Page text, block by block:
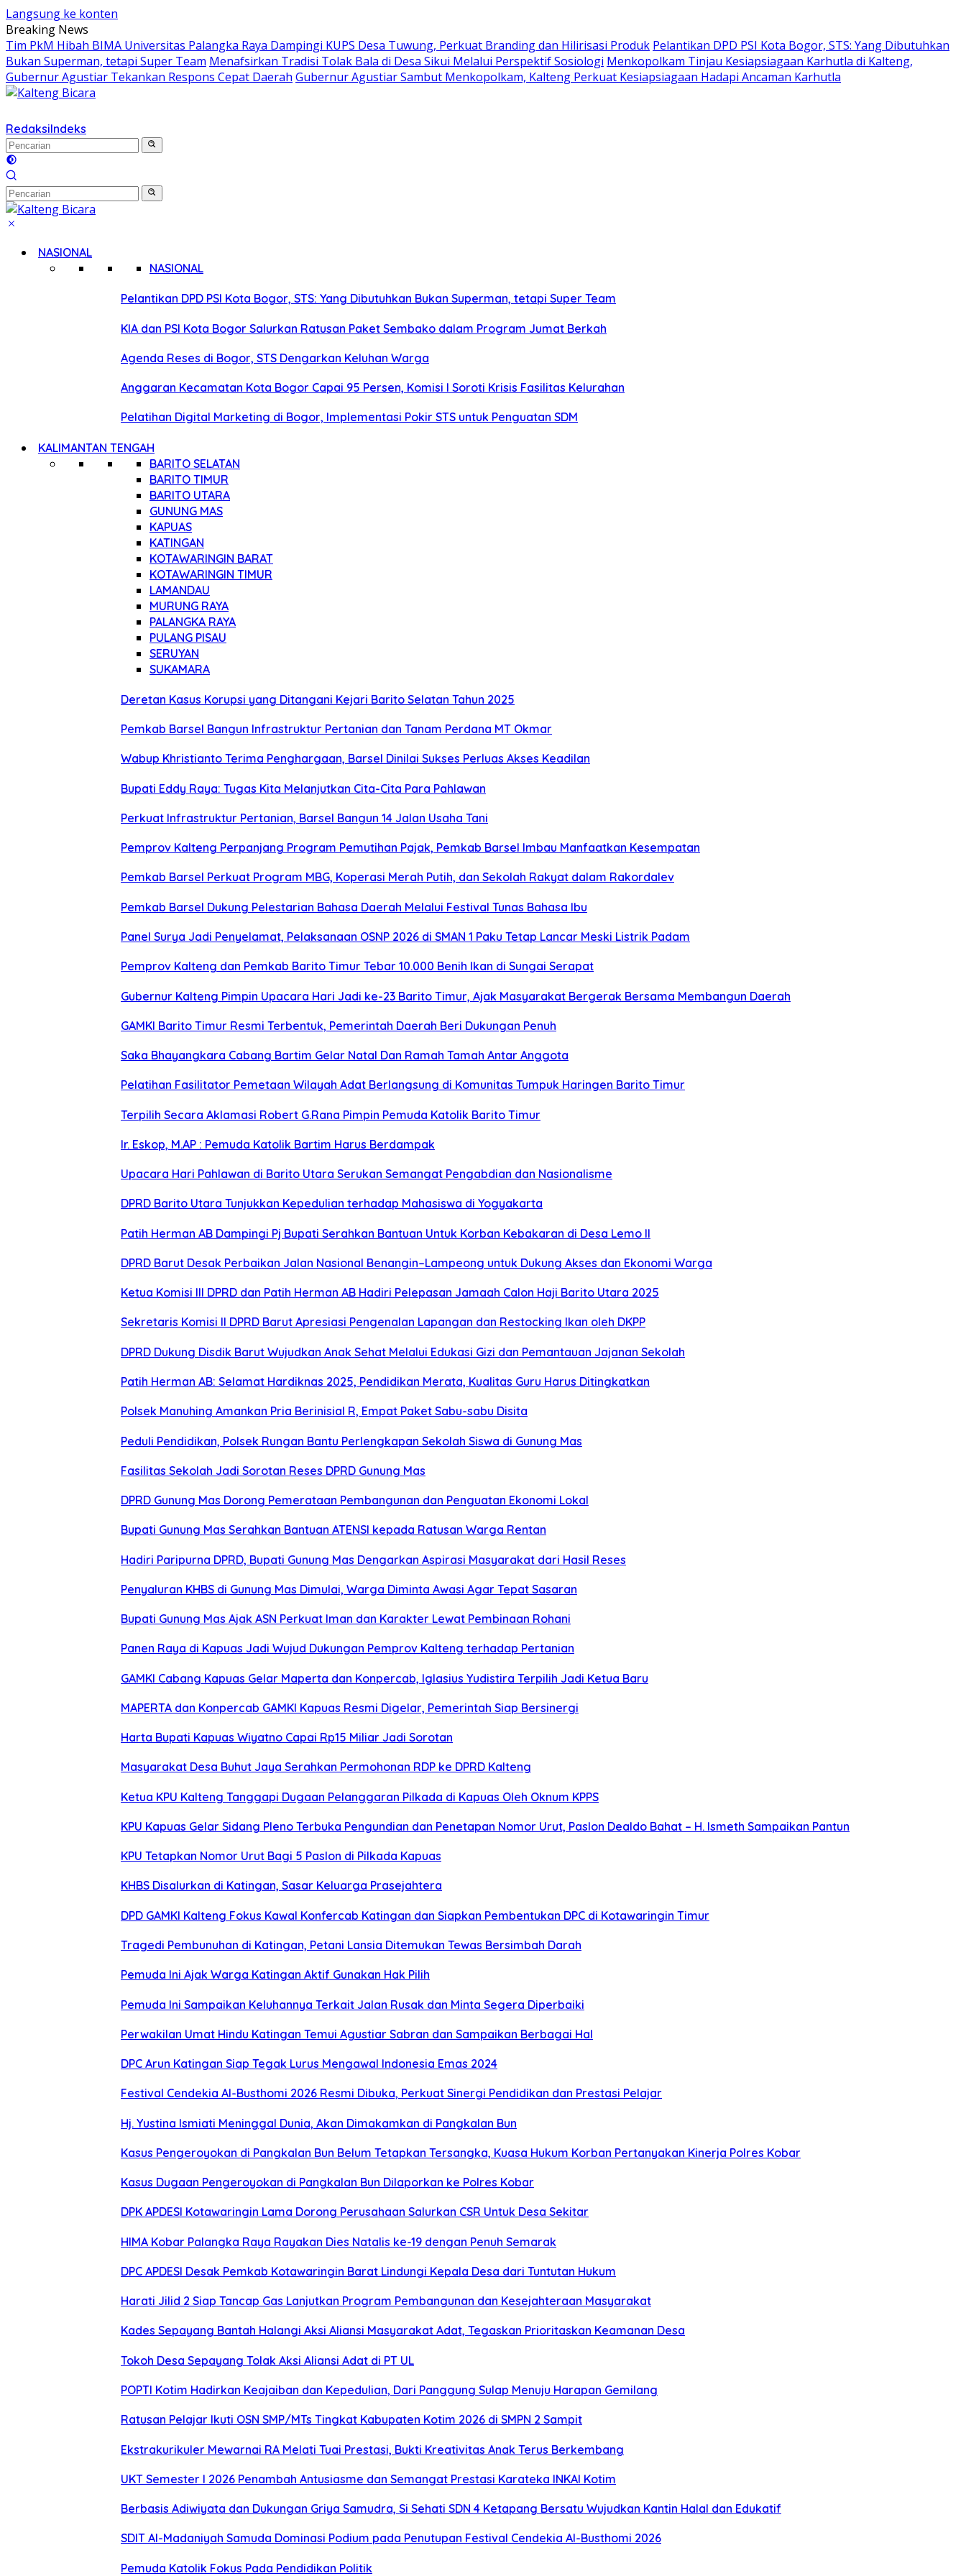
Langsung ke konten
Breaking News
Tim PkM Hibah BIMA Universitas Palangka Raya Dampingi KUPS Desa Tuwung, Perkuat Branding dan Hilirisasi Produk Pelantikan DPD PSI Kota Bogor, STS: Yang Dibutuhkan
Bukan Superman, tetapi Super Team Menafsirkan Tradisi Tolak Bala di Desa Sikui Melalui Perspektif Sosiologi Menkopolkam Tinjau Kesiapsiagaan Karhutla di Kalteng,
Gubernur Agustiar Tekankan Respons Cepat Daerah Gubernur Agustiar Sambut Menkopolkam, Kalteng Perkuat Kesiapsiagaan Hadapi Ancaman Karhutla
RedaksiIndeks
NASIONAL
NASIONAL
Pelantikan DPD PSI Kota Bogor, STS: Yang Dibutuhkan Bukan Superman, tetapi Super Team
KIA dan PSI Kota Bogor Salurkan Ratusan Paket Sembako dalam Program Jumat Berkah
Agenda Reses di Bogor, STS Dengarkan Keluhan Warga
Anggaran Kecamatan Kota Bogor Capai 95 Persen, Komisi I Soroti Krisis Fasilitas Kelurahan
Pelatihan Digital Marketing di Bogor, Implementasi Pokir STS untuk Penguatan SDM
KALIMANTAN TENGAH
BARITO SELATAN
BARITO TIMUR
BARITO UTARA
GUNUNG MAS
KAPUAS
KATINGAN
KOTAWARINGIN BARAT
KOTAWARINGIN TIMUR
LAMANDAU
MURUNG RAYA
PALANGKA RAYA
PULANG PISAU
SERUYAN
SUKAMARA
Deretan Kasus Korupsi yang Ditangani Kejari Barito Selatan Tahun 2025
Pemkab Barsel Bangun Infrastruktur Pertanian dan Tanam Perdana MT Okmar
Wabup Khristianto Terima Penghargaan, Barsel Dinilai Sukses Perluas Akses Keadilan
Bupati Eddy Raya: Tugas Kita Melanjutkan Cita-Cita Para Pahlawan
Perkuat Infrastruktur Pertanian, Barsel Bangun 14 Jalan Usaha Tani
Pemprov Kalteng Perpanjang Program Pemutihan Pajak, Pemkab Barsel Imbau Manfaatkan Kesempatan
Pemkab Barsel Perkuat Program MBG, Koperasi Merah Putih, dan Sekolah Rakyat dalam Rakordalev
Pemkab Barsel Dukung Pelestarian Bahasa Daerah Melalui Festival Tunas Bahasa Ibu
Panel Surya Jadi Penyelamat, Pelaksanaan OSNP 2026 di SMAN 1 Paku Tetap Lancar Meski Listrik Padam
Pemprov Kalteng dan Pemkab Barito Timur Tebar 10.000 Benih Ikan di Sungai Serapat
Gubernur Kalteng Pimpin Upacara Hari Jadi ke-23 Barito Timur, Ajak Masyarakat Bergerak Bersama Membangun Daerah
GAMKI Barito Timur Resmi Terbentuk, Pemerintah Daerah Beri Dukungan Penuh
Saka Bhayangkara Cabang Bartim Gelar Natal Dan Ramah Tamah Antar Anggota
Pelatihan Fasilitator Pemetaan Wilayah Adat Berlangsung di Komunitas Tumpuk Haringen Barito Timur
Terpilih Secara Aklamasi Robert G.Rana Pimpin Pemuda Katolik Barito Timur
Ir. Eskop, M.AP : Pemuda Katolik Bartim Harus Berdampak
Upacara Hari Pahlawan di Barito Utara Serukan Semangat Pengabdian dan Nasionalisme
DPRD Barito Utara Tunjukkan Kepedulian terhadap Mahasiswa di Yogyakarta
Patih Herman AB Dampingi Pj Bupati Serahkan Bantuan Untuk Korban Kebakaran di Desa Lemo II
DPRD Barut Desak Perbaikan Jalan Nasional Benangin–Lampeong untuk Dukung Akses dan Ekonomi Warga
Ketua Komisi III DPRD dan Patih Herman AB Hadiri Pelepasan Jamaah Calon Haji Barito Utara 2025
Sekretaris Komisi II DPRD Barut Apresiasi Pengenalan Lapangan dan Restocking Ikan oleh DKPP
DPRD Dukung Disdik Barut Wujudkan Anak Sehat Melalui Edukasi Gizi dan Pemantauan Jajanan Sekolah
Patih Herman AB: Selamat Hardiknas 2025, Pendidikan Merata, Kualitas Guru Harus Ditingkatkan
Polsek Manuhing Amankan Pria Berinisial R, Empat Paket Sabu-sabu Disita
Peduli Pendidikan, Polsek Rungan Bantu Perlengkapan Sekolah Siswa di Gunung Mas
Fasilitas Sekolah Jadi Sorotan Reses DPRD Gunung Mas
DPRD Gunung Mas Dorong Pemerataan Pembangunan dan Penguatan Ekonomi Lokal
Bupati Gunung Mas Serahkan Bantuan ATENSI kepada Ratusan Warga Rentan
Hadiri Paripurna DPRD, Bupati Gunung Mas Dengarkan Aspirasi Masyarakat dari Hasil Reses
Penyaluran KHBS di Gunung Mas Dimulai, Warga Diminta Awasi Agar Tepat Sasaran
Bupati Gunung Mas Ajak ASN Perkuat Iman dan Karakter Lewat Pembinaan Rohani
Panen Raya di Kapuas Jadi Wujud Dukungan Pemprov Kalteng terhadap Pertanian
GAMKI Cabang Kapuas Gelar Maperta dan Konpercab, Iglasius Yudistira Terpilih Jadi Ketua Baru
MAPERTA dan Konpercab GAMKI Kapuas Resmi Digelar, Pemerintah Siap Bersinergi
Harta Bupati Kapuas Wiyatno Capai Rp15 Miliar Jadi Sorotan
Masyarakat Desa Buhut Jaya Serahkan Permohonan RDP ke DPRD Kalteng
Ketua KPU Kalteng Tanggapi Dugaan Pelanggaran Pilkada di Kapuas Oleh Oknum KPPS
KPU Kapuas Gelar Sidang Pleno Terbuka Pengundian dan Penetapan Nomor Urut, Paslon Dealdo Bahat – H. Ismeth Sampaikan Pantun
KPU Tetapkan Nomor Urut Bagi 5 Paslon di Pilkada Kapuas
KHBS Disalurkan di Katingan, Sasar Keluarga Prasejahtera
DPD GAMKI Kalteng Fokus Kawal Konfercab Katingan dan Siapkan Pembentukan DPC di Kotawaringin Timur
Tragedi Pembunuhan di Katingan, Petani Lansia Ditemukan Tewas Bersimbah Darah
Pemuda Ini Ajak Warga Katingan Aktif Gunakan Hak Pilih
Pemuda Ini Sampaikan Keluhannya Terkait Jalan Rusak dan Minta Segera Diperbaiki
Perwakilan Umat Hindu Katingan Temui Agustiar Sabran dan Sampaikan Berbagai Hal
DPC Arun Katingan Siap Tegak Lurus Mengawal Indonesia Emas 2024
Festival Cendekia Al-Busthomi 2026 Resmi Dibuka, Perkuat Sinergi Pendidikan dan Prestasi Pelajar
Hj. Yustina Ismiati Meninggal Dunia, Akan Dimakamkan di Pangkalan Bun
Kasus Pengeroyokan di Pangkalan Bun Belum Tetapkan Tersangka, Kuasa Hukum Korban Pertanyakan Kinerja Polres Kobar
Kasus Dugaan Pengeroyokan di Pangkalan Bun Dilaporkan ke Polres Kobar
DPK APDESI Kotawaringin Lama Dorong Perusahaan Salurkan CSR Untuk Desa Sekitar
HIMA Kobar Palangka Raya Rayakan Dies Natalis ke-19 dengan Penuh Semarak
DPC APDESI Desak Pemkab Kotawaringin Barat Lindungi Kepala Desa dari Tuntutan Hukum
Harati Jilid 2 Siap Tancap Gas Lanjutkan Program Pembangunan dan Kesejahteraan Masyarakat
Kades Sepayang Bantah Halangi Aksi Aliansi Masyarakat Adat, Tegaskan Prioritaskan Keamanan Desa
Tokoh Desa Sepayang Tolak Aksi Aliansi Adat di PT UL
POPTI Kotim Hadirkan Keajaiban dan Kepedulian, Dari Panggung Sulap Menuju Harapan Gemilang
Ratusan Pelajar Ikuti OSN SMP/MTs Tingkat Kabupaten Kotim 2026 di SMPN 2 Sampit
Ekstrakurikuler Mewarnai RA Melati Tuai Prestasi, Bukti Kreativitas Anak Terus Berkembang
UKT Semester I 2026 Penambah Antusiasme dan Semangat Prestasi Karateka INKAI Kotim
Berbasis Adiwiyata dan Dukungan Griya Samudra, Si Sehati SDN 4 Ketapang Bersatu Wujudkan Kantin Halal dan Edukatif
SDIT Al-Madaniyah Samuda Dominasi Podium pada Penutupan Festival Cendekia Al-Busthomi 2026
Pemuda Katolik Fokus Pada Pendidikan Politik